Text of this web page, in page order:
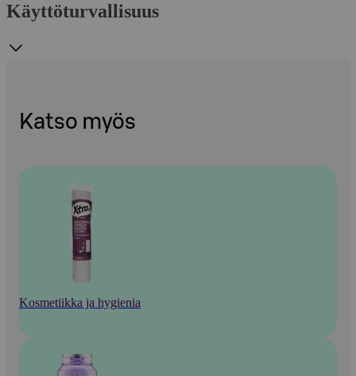
Käyttöturvallisuus
Katso myös
Kosmetiikka ja hygienia